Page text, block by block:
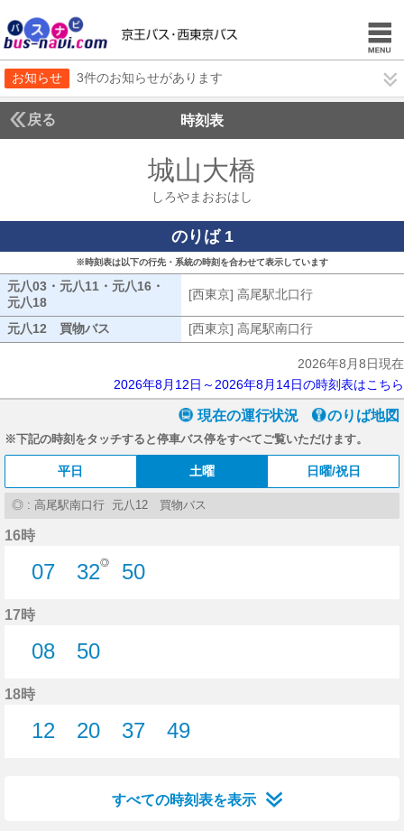
お知らせ 3件のお知らせがあります
戻る 時刻表
城山大橋
しろやまおおはし
のりば 1
※時刻表は以下の行先・系統の時刻を合わせて表示しています
元八03・元八11・元八16・
元八18 元八03・元八11・元八16・元八18
[西東京] 高尾駅北口行
元八12 買物バス 元八12 買物バス[西東京] 高尾駅南口行
2026年8月8日現在
2026年8月12日～2026年8月14日の時刻表はこちら
現在の運行状況 のりば地図
※下記の時刻をタッチすると停車バス停をすべてご覧いただけます。
平日 土曜 日曜/祝日
◎ : 高尾駅南口行 元八12 買物バス
16時
07
32◎
50
17時
08
50
18時
12
20
37
49
すべての時刻表を表示